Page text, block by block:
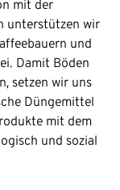
mit der
unterstützen wir
und
Damit Böden
setzen wir uns
Düngemittel
mit dem
und sozial